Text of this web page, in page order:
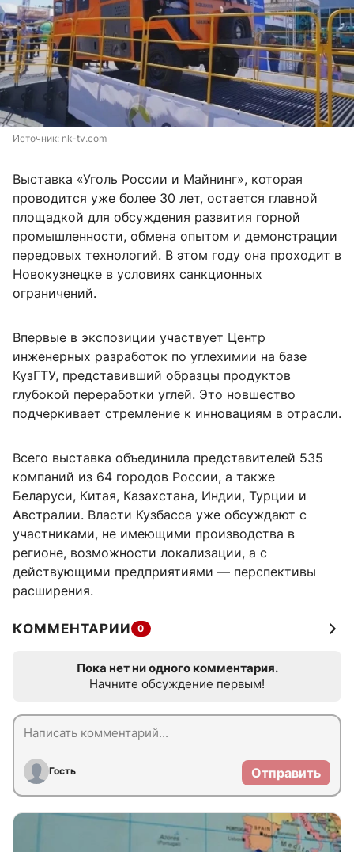
Источник: nk-tv.com
Выставка «Уголь России и Майнинг», которая
проводится уже более 30 лет, остается главной
площадкой для обсуждения развития горной
промышленности, обмена опытом и демонстрации
передовых технологий. В этом году она проходит в
Новокузнецке в условиях санкционных
ограничений.
Впервые в экспозиции участвует Центр
инженерных разработок по углехимии на базе
КузГТУ, представивший образцы продуктов
глубокой переработки углей. Это новшество
подчеркивает стремление к инновациям в отрасли.
Всего выставка объединила представителей 535
компаний из 64 городов России, а также
Беларуси, Китая, Казахстана, Индии, Турции и
Австралии. Власти Кузбасса уже обсуждают с
участниками, не имеющими производства в
регионе, возможности локализации, а с
действующими предприятиями — перспективы
расширения.
КОММЕНТАРИИ 0
Пока нет ни одного комментария.
Начните обсуждение первым!
Гость Отправить